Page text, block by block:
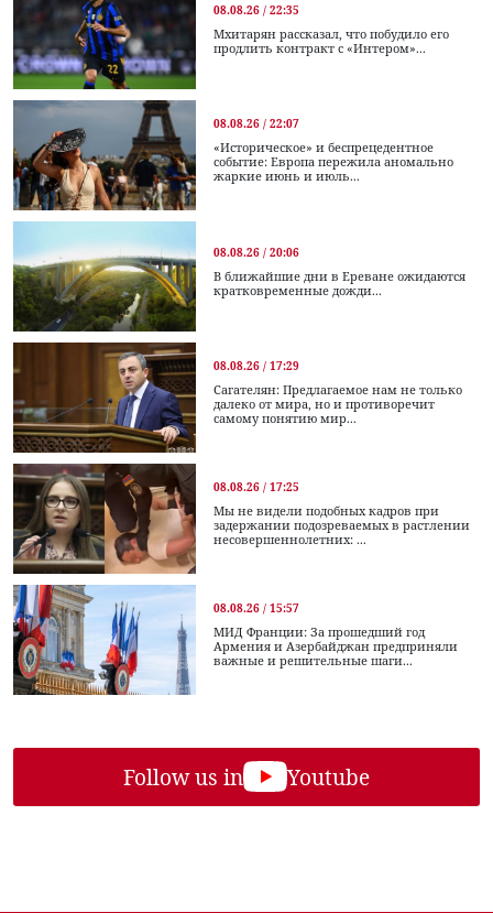
08.08.26 / 22:35
Мхитарян рассказал, что побудило его
продлить контракт с «Интером»...
08.08.26 / 22:07
«Историческое» и беспрецедентное
событие: Европа пережила аномально
жаркие июнь и июль...
08.08.26 / 20:06
В ближайшие дни в Ереване ожидаются
кратковременные дожди...
08.08.26 / 17:29
Сагателян: Предлагаемое нам не только
далеко от мира, но и противоречит
самому понятию мир...
08.08.26 / 17:25
Мы не видели подобных кадров при
задержании подозреваемых в растлении
несовершеннолетних: ...
08.08.26 / 15:57
МИД Франции: За прошедший год
Армения и Азербайджан предприняли
важные и решительные шаги...
Follow us in Youtube